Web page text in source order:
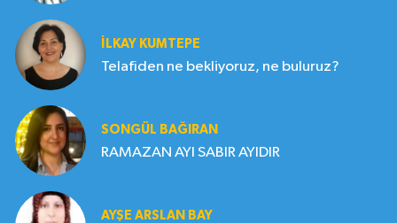
İLKAY KUMTEPE
Telafiden ne bekliyoruz, ne buluruz?
SONGÜL BAĞIRAN
RAMAZAN AYI SABIR AYIDIR
AYŞE ARSLAN BAY